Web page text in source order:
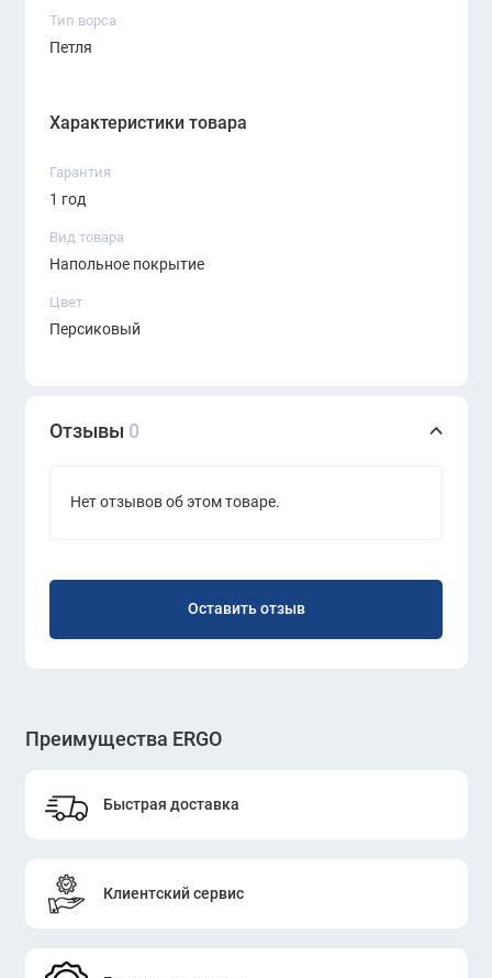
Тип ворса
Петля
Характеристики товара
Гарантия
1 год
Вид товара
Напольное покрытие
Цвет
Персиковый
Отзывы 0
Нет отзывов об этом товаре.
Оставить отзыв
Преимущества ERGO
Быстрая доставка
Клиентский сервис